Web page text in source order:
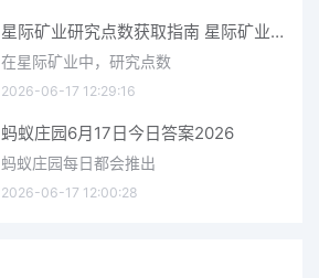
星际矿业研究点数获取指南 星际矿业研究点数获取方法
在星际矿业中，研究点数
2026-06-17 12:29:16
蚂蚁庄园6月17日今日答案2026
蚂蚁庄园每日都会推出
2026-06-17 12:00:28